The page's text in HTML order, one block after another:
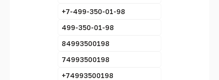
+7-499-350-01-98
499-350-01-98
84993500198
74993500198
+74993500198